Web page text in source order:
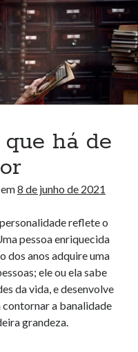
há de
em8 de junho de 2021
reflete o
pessoa enriquecida
dos anos adquire uma
ele ou ela sabe
da vida, e desenvolve
contornar a banalidade
grandeza.